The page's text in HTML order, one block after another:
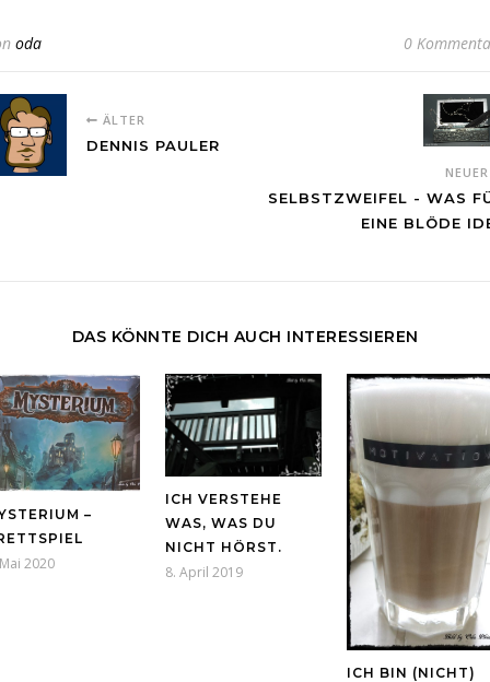
oda 0
ÄLTER
DENNIS PAULER
SELBSTZWEIFEL - WAS
EINE BLÖDE
DAS KÖNNTE DICH AUCH INTERESSIEREN
–
2020
ICH VERSTEHE
WAS, WAS DU
NICHT HÖRST.
8. April 2019
ICH BIN (NICHT)